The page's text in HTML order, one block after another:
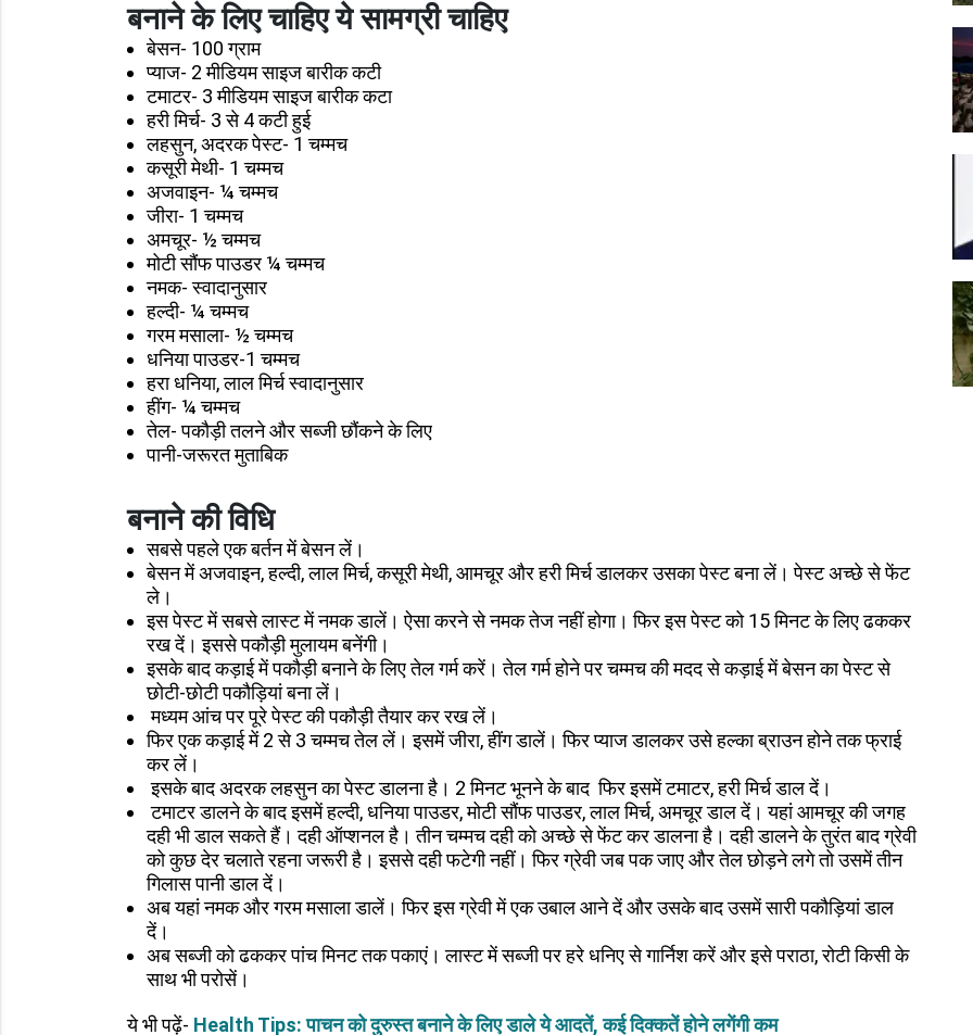
बनाने के लिए चाहिए ये सामग्री चाहिए
बेसन- 100 ग्राम
प्याज- 2 मीडियम साइज बारीक कटी
टमाटर- 3 मीडियम साइज बारीक कटा
हरी मिर्च- 3 से 4 कटी हुई
लहसुन, अदरक पेस्ट- 1 चम्मच
कसूरी मेथी- 1 चम्मच
अजवाइन- ¼ चम्मच
जीरा- 1 चम्मच
अमचूर- ½ चम्मच
मोटी सौंफ पाउडर ¼ चम्मच
नमक- स्वादानुसार
हल्दी- ¼ चम्मच
गरम मसाला- ½ चम्मच
धनिया पाउडर-1 चम्मच
हरा धनिया, लाल मिर्च स्वादानुसार
हींग- ¼ चम्मच
तेल- पकौड़ी तलने और सब्जी छौंकने के लिए
पानी-जरूरत मुताबिक
बनाने की विधि
सबसे पहले एक बर्तन में बेसन लें।
बेसन में अजवाइन, हल्दी, लाल मिर्च, कसूरी मेथी, आमचूर और हरी मिर्च डालकर उसका पेस्ट बना लें। पेस्ट अच्छे से फेंट
ले।
इस पेस्ट में सबसे लास्ट में नमक डालें। ऐसा करने से नमक तेज नहीं होगा। फिर इस पेस्ट को 15 मिनट के लिए ढककर
रख दें। इससे पकौड़ी मुलायम बनेंगी।
इसके बाद कड़ाई में पकौड़ी बनाने के लिए तेल गर्म करें। तेल गर्म होने पर चम्मच की मदद से कड़ाई में बेसन का पेस्ट से
छोटी-छोटी पकौड़ियां बना लें।
मध्यम आंच पर पूरे पेस्ट की पकौड़ी तैयार कर रख लें।
फिर एक कड़ाई में 2 से 3 चम्मच तेल लें। इसमें जीरा, हींग डालें। फिर प्याज डालकर उसे हल्का ब्राउन होने तक फ्राई
कर लें।
इसके बाद अदरक लहसुन का पेस्ट डालना है। 2 मिनट भूनने के बाद फिर इसमें टमाटर, हरी मिर्च डाल दें।
टमाटर डालने के बाद इसमें हल्दी, धनिया पाउडर, मोटी सौंफ पाउडर, लाल मिर्च, अमचूर डाल दें। यहां आमचूर की जगह
दही भी डाल सकते हैं। दही ऑप्शनल है। तीन चम्मच दही को अच्छे से फेंट कर डालना है। दही डालने के तुरंत बाद ग्रेवी
को कुछ देर चलाते रहना जरूरी है। इससे दही फटेगी नहीं। फिर ग्रेवी जब पक जाए और तेल छोड़ने लगे तो उसमें तीन
गिलास पानी डाल दें।
अब यहां नमक और गरम मसाला डालें। फिर इस ग्रेवी में एक उबाल आने दें और उसके बाद उसमें सारी पकौड़ियां डाल
दें।
अब सब्जी को ढककर पांच मिनट तक पकाएं। लास्ट में सब्जी पर हरे धनिए से गार्निश करें और इसे पराठा, रोटी किसी के
साथ भी परोसें।
ये भी पढ़ें- Health Tips: पाचन को दुरुस्त बनाने के लिए डाले ये आदतें, कई दिक्कतें होने लगेंगी कम